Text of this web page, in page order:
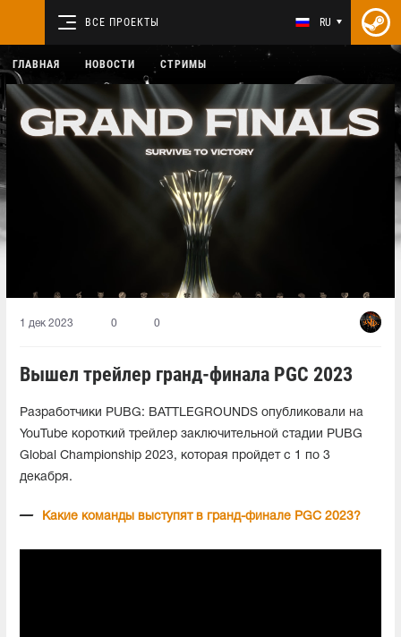
ВСЕ ПРОЕКТЫ RU
ГЛАВНАЯ НОВОСТИ СТРИМЫ
1 дек 2023 0 0
Вышел трейлер гранд-финала PGC 2023
Разработчики PUBG: BATTLEGROUNDS опубликовали на
YouTube короткий трейлер заключительной стадии PUBG
Global Championship 2023, которая пройдет с 1 по 3
декабря.
Какие команды выступят в гранд-финале PGC 2023?